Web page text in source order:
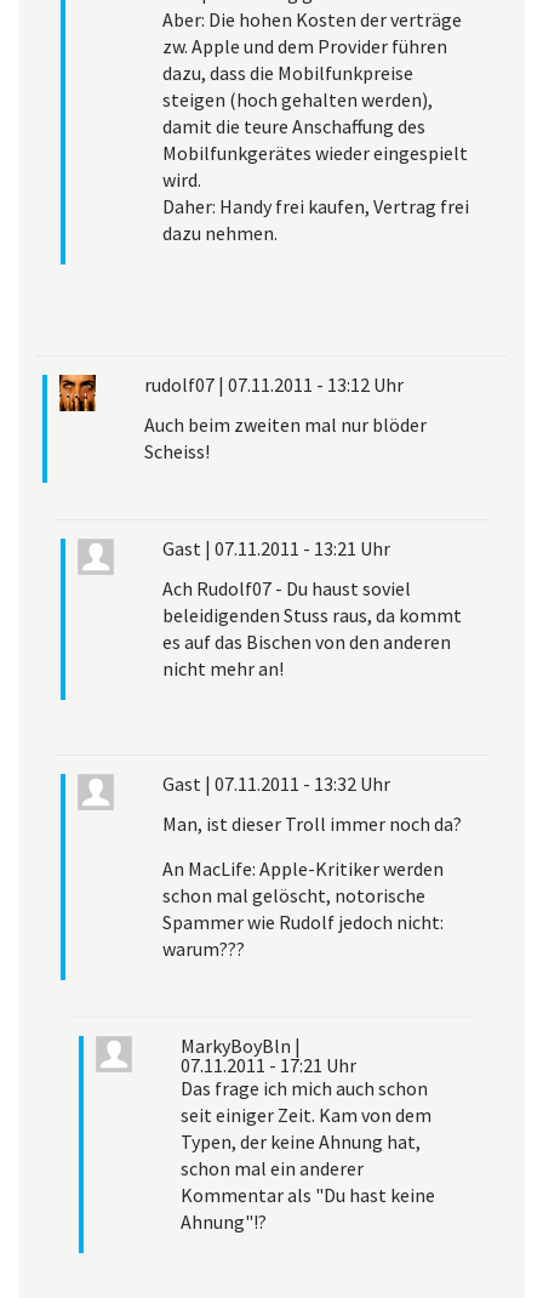
Aber: Die hohen Kosten der verträge
zw. Apple und dem Provider führen
dazu, dass die Mobilfunkpreise
steigen (hoch gehalten werden),
damit die teure Anschaffung des
Mobilfunkgerätes wieder eingespielt
wird.
Daher: Handy frei kaufen, Vertrag frei
dazu nehmen.
rudolf07 | 07.11.2011 - 13:12 Uhr
Auch beim zweiten mal nur blöder
Scheiss!
Gast | 07.11.2011 - 13:21 Uhr
Ach Rudolf07 - Du haust soviel
beleidigenden Stuss raus, da kommt
es auf das Bischen von den anderen
nicht mehr an!
Gast | 07.11.2011 - 13:32 Uhr
Man, ist dieser Troll immer noch da?
An MacLife: Apple-Kritiker werden
schon mal gelöscht, notorische
Spammer wie Rudolf jedoch nicht:
warum???
MarkyBoyBln |
07.11.2011 - 17:21 Uhr
Das frage ich mich auch schon
seit einiger Zeit. Kam von dem
Typen, der keine Ahnung hat,
schon mal ein anderer
Kommentar als "Du hast keine
Ahnung"!?